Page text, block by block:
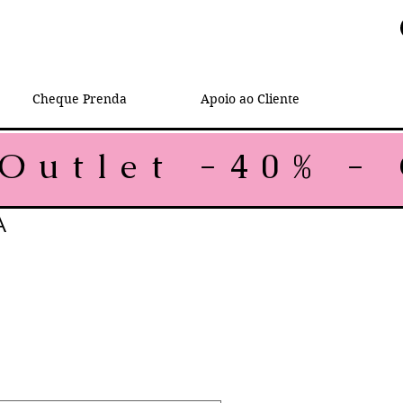
Cheque Prenda Apoio ao Cliente